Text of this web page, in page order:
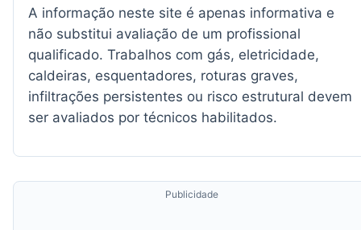
A informação neste site é apenas informativa e
não substitui avaliação de um profissional
qualificado. Trabalhos com gás, eletricidade,
caldeiras, esquentadores, roturas graves,
infiltrações persistentes ou risco estrutural devem
ser avaliados por técnicos habilitados.
Publicidade